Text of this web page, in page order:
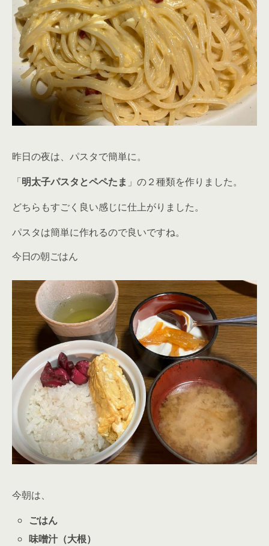
昨日の夜は、パスタで簡単に。
「明太子パスタとペペたま 」の２種類を作りました。
どちらもすごく良い感じに仕上がりました。
パスタは簡単に作れるので良いですね。
今日の朝ごはん
今朝は、
ごはん
味噌汁（大根）